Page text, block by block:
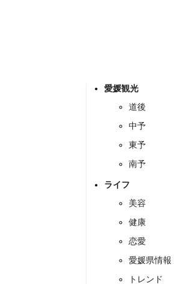
愛媛観光
道後
中予
東予
南予
ライフ
美容
健康
恋愛
愛媛県情報
トレンド